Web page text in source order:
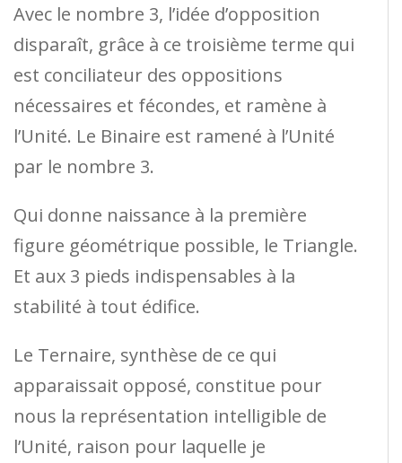
Avec le nombre 3, l’idée d’opposition
disparaît, grâce à ce troisième terme qui
est conciliateur des oppositions
nécessaires et fécondes, et ramène à
l’Unité. Le Binaire est ramené à l’Unité
par le nombre 3.
Qui donne naissance à la première
figure géométrique possible, le Triangle.
Et aux 3 pieds indispensables à la
stabilité à tout édifice.
Le Ternaire, synthèse de ce qui
apparaissait opposé, constitue pour
nous la représentation intelligible de
l’Unité, raison pour laquelle je